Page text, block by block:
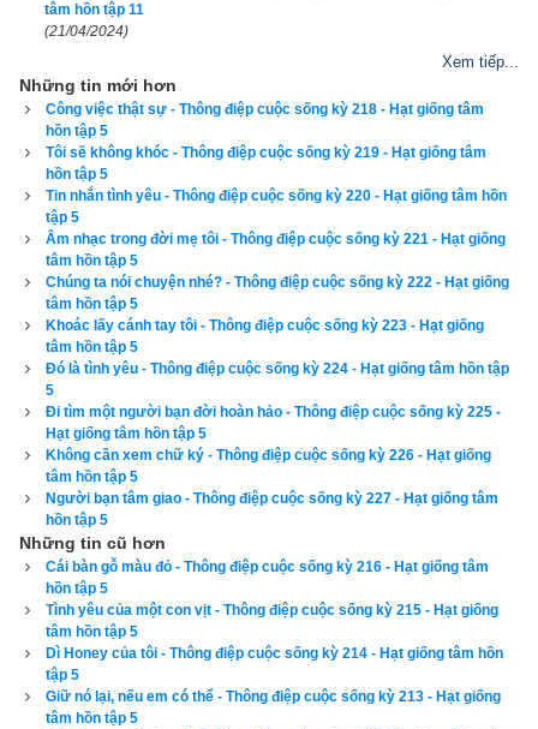
Mẹ tôi kiên nhẫn lắng nghe trong khi tôi không tiếc lời thương
xót cho thân phận mình. Rồi, nhìn về phía con đường im vắng
phía trước, bà khẽ hỏi tôi:
- Có bao giờ con nghĩ rằng cuộc sống của con ở đây không
phải là vì con?
Tôi im lặng. Bà lặng lẽ nói tiếp:
- Thượng Đế đã sắp đặt hết rồi. Người thu xếp để con và
Shane sống ở nơi nào là vì lợi ích của Shane, không phải vì
lợi ích của con.
Vì lợi ích của Shane, không phải vì lợi ích của con. Giờ đây
tôi vẫn còn nhớ những lời nói thông thái của mẹ tôi. Với cái
nhìn từng trải, bà nhận ra rằng khi tôi không có sẵn kế hoạch
nào thì Thượng Đế sẽ lập kế hoạch cho tôi. Bà hiểu ngôi nhà
của cha mẹ là để Shane ổn định cuộc sống, không phải để
dành cho sự ích kỷ của tôi.
Trong khi tôi nói chuyện với mẹ ở ngoài hiên, Shane đang bận
rộn bên dưới tầng hầm của ông ngoại nó. Trong tầng hầm đầy
những đồ phụ tùng xe hơi và nhiều vật dụng linh tinh khác
cung cấp đủ một cuộc phiêu lưu mạo hiểm. Và trong ngày
hôm đó, tôi không nhớ rõ Shane đã dành bao nhiêu thời gian ở
tâm hồn tập 11
(21/04/2024)
Xem tiếp...
Những tin mới hơn
Công việc thật sự - Thông điệp cuộc sống kỳ 218 - Hạt giống tâm
hồn tập 5
Tôi sẽ không khóc - Thông điệp cuộc sống kỳ 219 - Hạt giống tâm
hồn tập 5
Tin nhắn tình yêu - Thông điệp cuộc sống kỳ 220 - Hạt giống tâm hồn
tập 5
Âm nhạc trong đời mẹ tôi - Thông điệp cuộc sống kỳ 221 - Hạt giống
tâm hồn tập 5
Chúng ta nói chuyện nhé? - Thông điệp cuộc sống kỳ 222 - Hạt giống
tâm hồn tập 5
Khoác lấy cánh tay tôi - Thông điệp cuộc sống kỳ 223 - Hạt giống
tâm hồn tập 5
Đó là tình yêu - Thông điệp cuộc sống kỳ 224 - Hạt giống tâm hồn tập
5
Đi tìm một người bạn đời hoàn hảo - Thông điệp cuộc sống kỳ 225 -
Hạt giống tâm hồn tập 5
Không cần xem chữ ký - Thông điệp cuộc sống kỳ 226 - Hạt giống
tâm hồn tập 5
Người bạn tâm giao - Thông điệp cuộc sống kỳ 227 - Hạt giống tâm
hồn tập 5
Những tin cũ hơn
Cái bàn gỗ màu đỏ - Thông điệp cuộc sống kỳ 216 - Hạt giống tâm
hồn tập 5
Tình yêu của một con vịt - Thông điệp cuộc sống kỳ 215 - Hạt giống
tâm hồn tập 5
Dì Honey của tôi - Thông điệp cuộc sống kỳ 214 - Hạt giống tâm hồn
tập 5
Giữ nó lại, nếu em có thể - Thông điệp cuộc sống kỳ 213 - Hạt giống
tâm hồn tập 5